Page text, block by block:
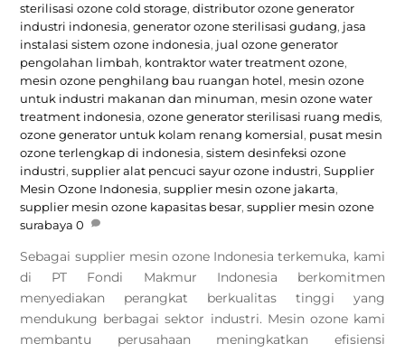
sterilisasi ozone cold storage,distributor ozone generator
industri indonesia,generator ozone sterilisasi gudang, jasa
instalasi sistem ozone indonesia, jual ozone generator
pengolahan limbah, kontraktor water treatment ozone,
mesin ozone penghilang bau ruangan hotel , mesin ozone
untuk industri makanan dan minuman, mesin ozone water
treatment indonesia,ozone generator sterilisasi ruang medis,
ozone generator untuk kolam renang komersial , pusat mesin
ozone terlengkap di indonesia,sistem desinfeksi ozone
industri,supplier alat pencuci sayur ozone industri,Supplier
Mesin Ozone Indonesia,supplier mesin ozone jakarta,
supplier mesin ozone kapasitas besar,supplier mesin ozone
surabaya 0
Sebagai supplier mesin ozone Indonesia terkemuka, kami
di PT Fondi Makmur Indonesia berkomitmen
menyediakan perangkat berkualitas tinggi yang
mendukung berbagai sektor industri. Mesin ozone kami
membantu perusahaan meningkatkan efisiensi